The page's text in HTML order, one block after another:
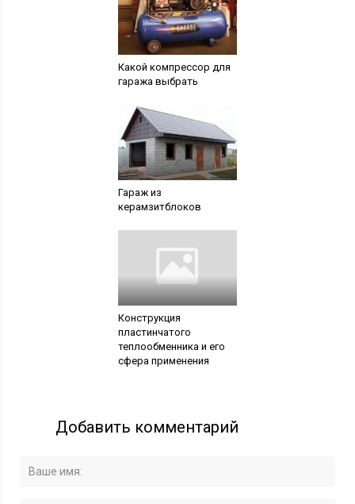
Какой компрессор для
гаража выбрать
Гараж из
керамзитблоков
Конструкция
пластинчатого
теплообменника и его
сфера применения
Добавить комментарий